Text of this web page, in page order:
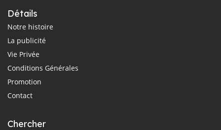
Détails
Notre histoire
La publicité
Vie Privée
Conditions Générales
Promotion
Contact
Chercher